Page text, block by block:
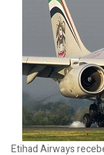
Etihad Airways